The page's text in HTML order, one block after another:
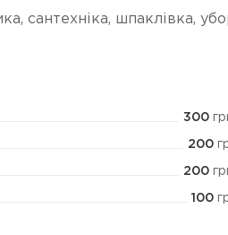
сантехніка, шпаклівка,
300
200
200
100